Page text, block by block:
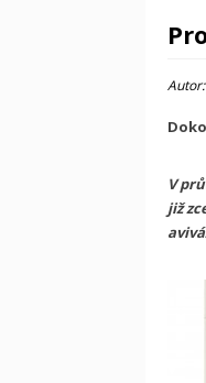
Autor:
V
již